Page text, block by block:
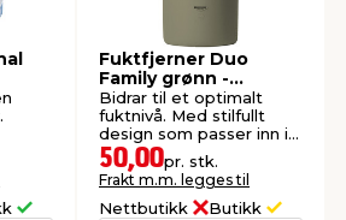
Fuktfjerner Duo
Family grønn -
Absodry
Bidrar til et optimalt
fuktnivå. Med stilfullt
design som passer inn i
alle rom.
50,00pr. stk.
Frakt m.m. legges til
Nettbutikk Butikk